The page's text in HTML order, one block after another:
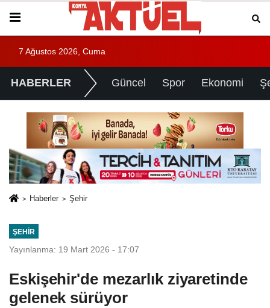
7 Ağustos 2026, Cuma
HABERLER Güncel Spor Ekonomi
Haberler Şehir
ŞEHIR
Yayınlanma: 19 Mart 2026 - 17:07
Eskişehir'de mezarlık ziyaretinde
gelenek sürüyor